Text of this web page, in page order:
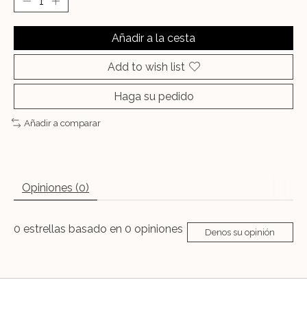
Añadir a la cesta
Add to wish list
Haga su pedido
Añadir a comparar
Opiniones (0)
0 estrellas basado en 0 opiniones Denos su opinión